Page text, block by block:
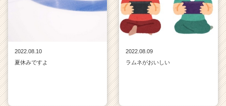
2022.08.10
夏休みですよ
2022.08.09
ラムネがおいしい